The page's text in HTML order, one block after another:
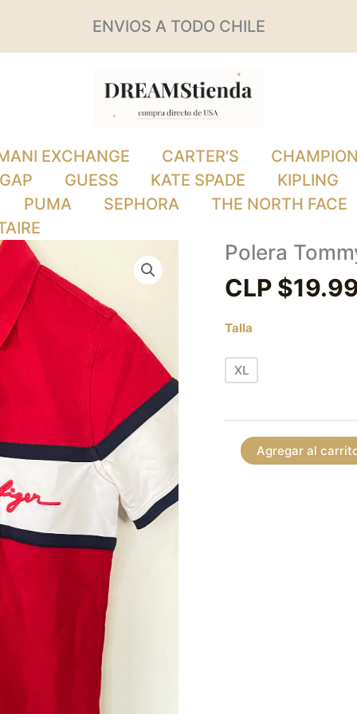
ENVIOS A TODO CHILE
EXCHANGE CARTER’S
GAP
GUESS KATE SPADE
KIPLING
PUMA
SEPHORA
THE NORTH FACE
Polera
CLP $
Talla
XL
Polera
Tommy
cantidad
Agregar al